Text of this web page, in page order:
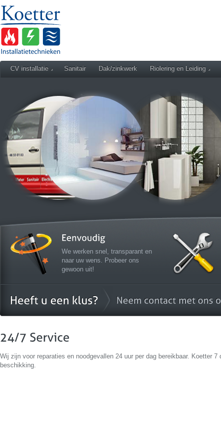
CV installatie Sanitair Dak/zinkwerk Riolering en Leiding
We werken snel, transparant en
naar uw wens. Probeer ons
gewoon uit!
Wij zijn voor reparaties en noodgevallen 24 uur per dag bereikbaar. Koetter
beschikking.